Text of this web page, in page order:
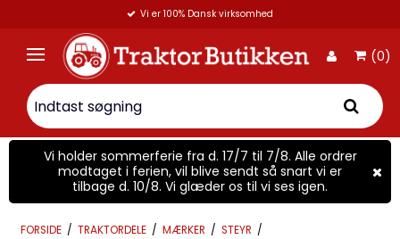
Vi er 100% Dansk virksomhed
(0)
Vi holder sommerferie fra d. 17/7 til 7/8. Alle ordrer
modtaget i ferien, vil blive sendt så snart vi er
tilbage d. 10/8. Vi glæder os til vi ses igen.
FORSIDE / TRAKTORDELE / MÆRKER / STEYR /